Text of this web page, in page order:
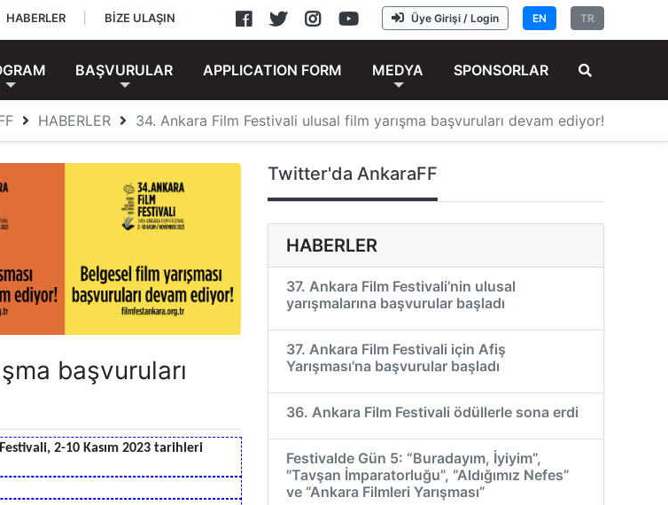
TR
EN
Üye Girişi / Login
HABERLER BİZE ULAŞIN
BAŞVURULAR APPLICATION FORM MEDYA SPONSORLAR
HABERLER 34. Ankara Film Festivali ulusal film yarışma başvuruları devam ediyor!
başvuruları
2-10 Kasım 2023 tarihleri
Twitter'da AnkaraFF
HABERLER
37. Ankara Film Festivali’nin ulusal
yarışmalarına başvurular başladı
37. Ankara Film Festivali için Afiş
Yarışması'na başvurular başladı
36. Ankara Film Festivali ödüllerle sona erdi
Festivalde Gün 5: “Buradayım, İyiyim”,
"Tavşan İmparatorluğu”, “Aldığımız Nefes”
ve “Ankara Filmleri Yarışması”